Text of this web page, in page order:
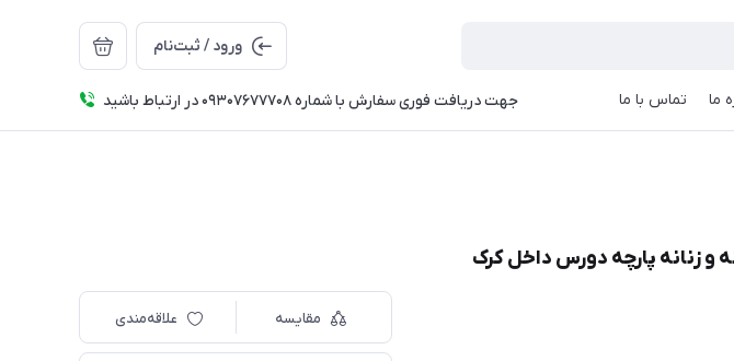
ورود / ثبت‌نام
ما تماس با ما جهت دریافت فوری سفارش با شماره 09307677708 در ارتباط باشید
و زنانه پارچه دورس داخل کرک
مقایسه علاقه‌مندی